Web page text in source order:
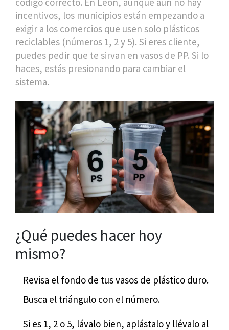
incentivos, los municipios están empezando a
exigir a los comercios que usen solo plásticos
reciclables (números 1, 2 y 5). Si eres cliente,
puedes pedir que te sirvan en vasos de PP. Si lo
haces, estás presionando para cambiar el
sistema.
¿Qué puedes hacer hoy
mismo?
Revisa el fondo de tus vasos de plástico duro.
Busca el triángulo con el número.
Si es 1, 2 o 5, lávalo bien, aplástalo y llévalo al